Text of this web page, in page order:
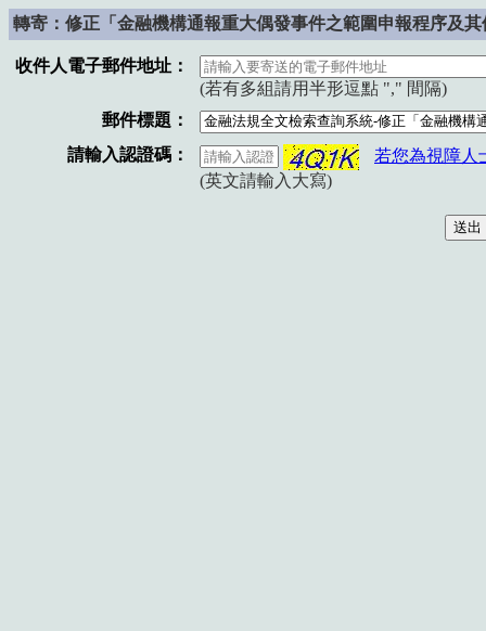
轉寄：修正「金融機構通報重大偶發事件之範圍申報程序及
收件人電子郵件地址：
(若有多組請用半形逗點 "," 間隔)
郵件標題：
請輸入認證碼：
若您為視障人
(英文請輸入大寫)